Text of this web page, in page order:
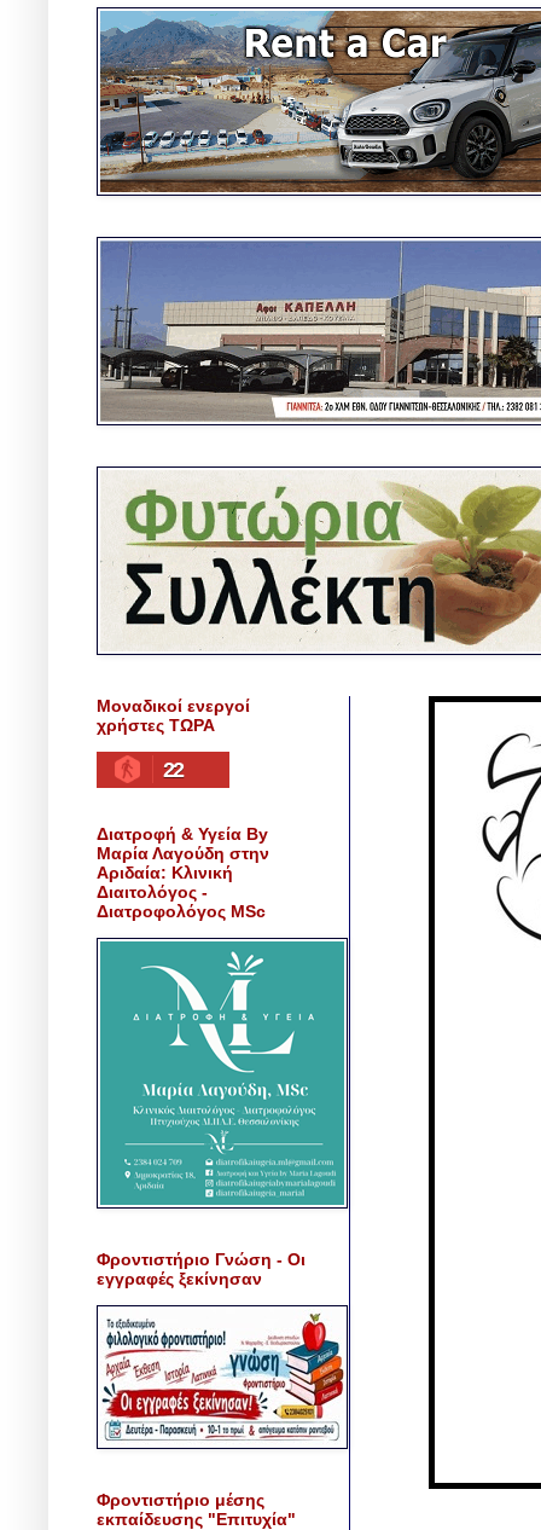
Μοναδικοί ενεργοί
χρήστες ΤΩΡΑ
22
Διατροφή & Υγεία By
Μαρία Λαγούδη στην
Αριδαία: Κλινική
Διαιτολόγος -
Διατροφολόγος MSc
Φροντιστήριο Γνώση - Οι
εγγραφές ξεκίνησαν
Φροντιστήριο μέσης
εκπαίδευσης "Επιτυχία"